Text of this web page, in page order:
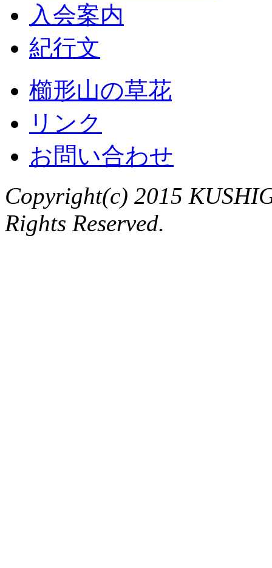
入会案内
紀行文
櫛形山の草花
リンク
お問い合わせ
Copyright(c) 2015
Rights Reserved.